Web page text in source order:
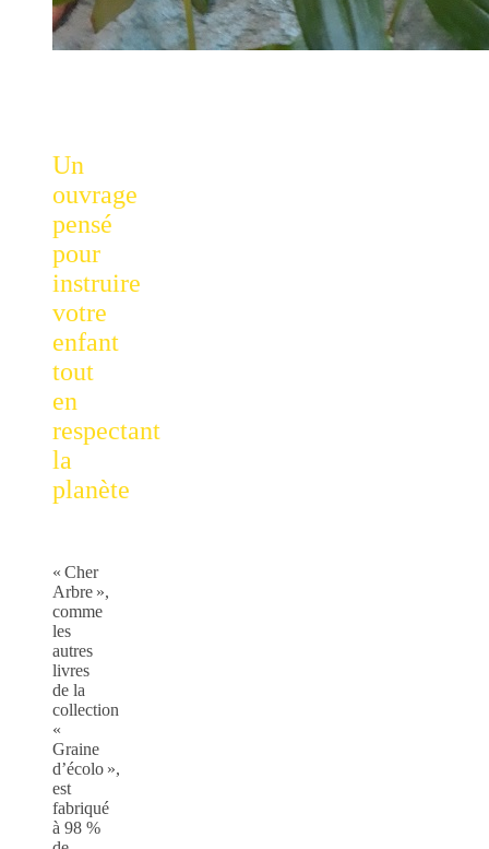
Un
ouvrage
pensé
pour
instruire
votre
enfant
tout
en
respectant
la
planète
« Cher
Arbre »,
comme
les
autres
livres
de la
collection
«
Graine
d’écolo »,
est
fabriqué
à 98 %